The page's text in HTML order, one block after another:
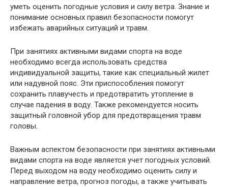
уметь оценить погодные условия и силу ветра. Знание и
понимание основных правил безопасности помогут
избежать аварийных ситуаций и травм.
При занятиях активными видами спорта на воде
необходимо всегда использовать средства
индивидуальной защиты, такие как специальный жилет
или надувной пояс. Эти приспособления помогут
сохранить плавучесть и предотвратить утопление в
случае падения в воду. Также рекомендуется носить
защитный головной убор для предотвращения травм
головы.
Важным аспектом безопасности при занятиях активными
видами спорта на воде является учет погодных условий.
Перед выходом на воду необходимо оценить силу и
направление ветра, прогноз погоды, а также учитывать